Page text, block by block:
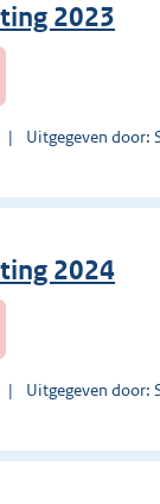
2023
Uitgegeven door:
2024
Uitgegeven door: